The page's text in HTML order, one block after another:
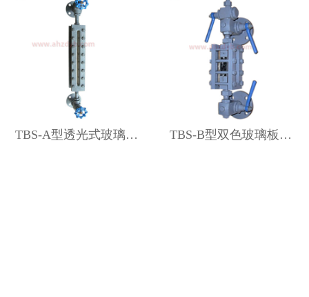
TBS-A型透光式玻璃板液位计 TBS-B型双色玻璃板液位计